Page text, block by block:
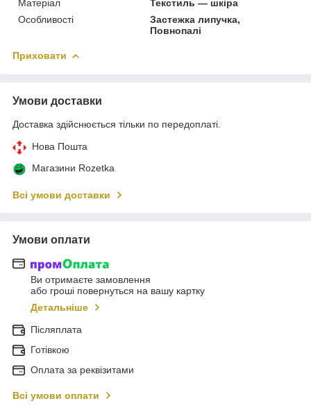
Матеріал
Текстиль — шкіра
Особливості
Застежка липучка,
Повнопалі
Приховати
Умови доставки
Доставка здійснюється тільки по передоплаті.
Нова Пошта
Магазини Rozetka
Всі умови доставки
Умови оплати
Ви отримаєте замовлення
або гроші повернуться на вашу картку
Детальніше
Післяплата
Готівкою
Оплата за реквізитами
Всі умови оплати